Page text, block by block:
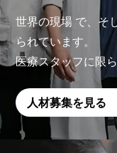
世界の現場 で、そ
られています。
医療スタッフに限
人材募集を見る